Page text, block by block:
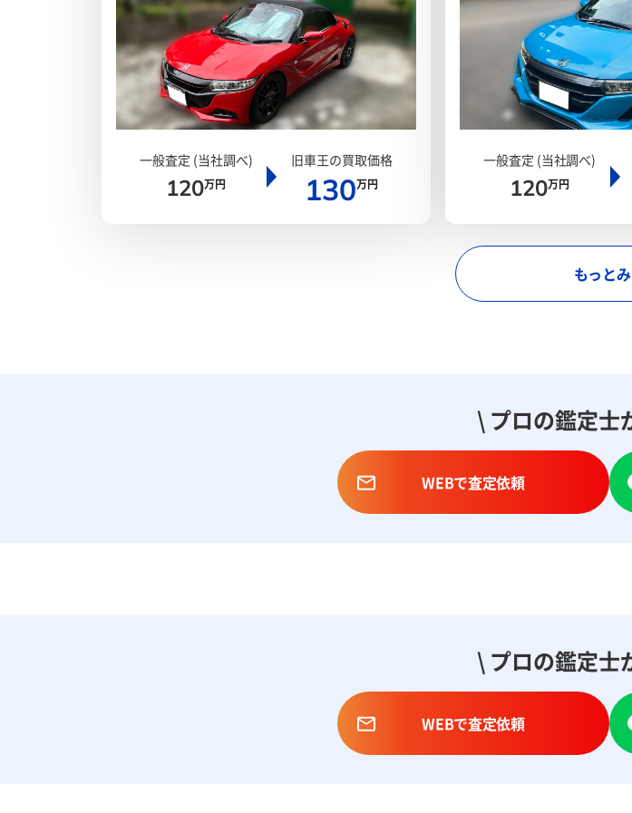
一般査定 (当社調べ)
120万円
旧車王の買取価格
130万円
一般査定 (当社調べ)
120万円
もっと
\ プロの鑑定士
WEBで査定依頼
\ プロの鑑定士
WEBで査定依頼